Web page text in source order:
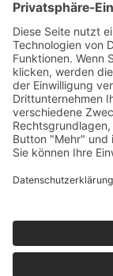
›
befristet
›Wasserstoff-
konkrete Schritte
›Solaranlage
LichtBlick
Jetzt an der
Wir möchten
kostenlose
umgehend
unserer